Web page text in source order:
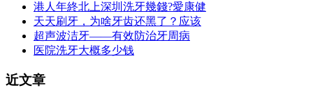
港人年終北上深圳洗牙幾錢?愛康健
天天刷牙，为啥牙齿还黑了？应该
超声波洁牙——有效防治牙周病
医院洗牙大概多少钱
近文章